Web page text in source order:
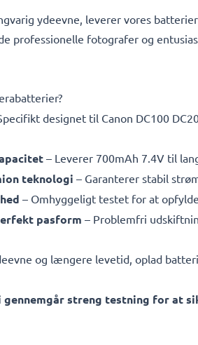
ydeevne, leverer vores
professionelle fotografer og
designet til Canon DC100
– Leverer 700mAh 7.4V til
teknologi – Garanterer stabil
– Omhyggeligt testet for at
pasform – Problemfri
og længere levetid, oplad
gennemgår streng testning for at